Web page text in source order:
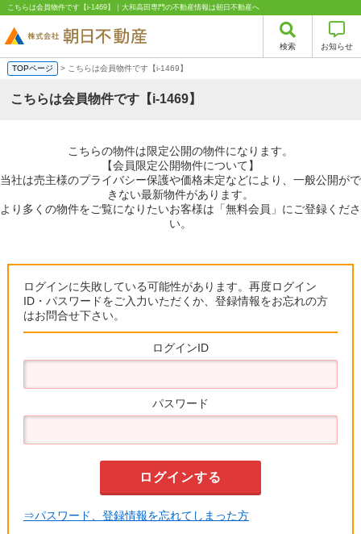
こちらは会員物件です【i-1469】｜大和高田専門の不動産情報は朝日不動産へ
検索 お知らせ
TOPページ > こちらは会員物件です【i-1469】
こちらは会員物件です【i-1469】
こちらの物件は限定公開の物件になります。
【会員限定公開物件について】
当社は売主様のプライバシー保護や価格未定などにより、一般公開がで
きない最新物件があります。
より多くの物件をご覧になりたいお客様は「無料会員」にご登録くださ
い。
ログインに失敗している可能性があります。再度ログイン
ID・パスワードをご入力いただくか、登録情報をお忘れの方
はお問合せ下さい。
ログインID
パスワード
⇒パスワード、登録情報を忘れてしまった方